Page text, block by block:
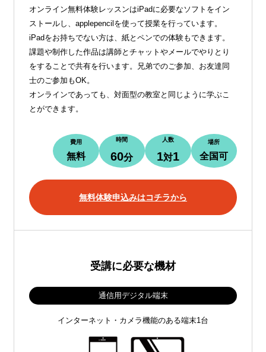
オンライン無料体験レッスンはiPadに必要なソフトをイン
ストールし、applepencilを使って授業を行っています。
iPadをお持ちでない方は、紙とペンでの体験もできます。
課題や制作した作品は講師とチャットやメールでやりとり
をすることで共有を行います。兄弟でのご参加、お友達同
士のご参加もOK。
オンラインであっても、対面型の教室と同じように学ぶこ
とができます。
費用
無料
時間
60分
人数
1対1
場所
全国可
無料体験申込みはコチラから
受講に必要な機材
通信用デジタル端末
インターネット・カメラ機能のある端末1台